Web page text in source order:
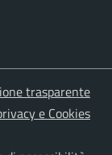
trasparente
e Cookies